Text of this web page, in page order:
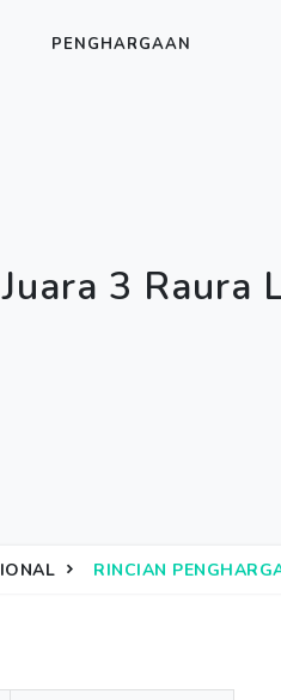
PENGHARGAAN
3 Raura
RINCIAN